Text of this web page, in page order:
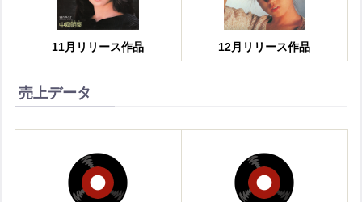
11月リリース作品 12月リリース作品
売上データ